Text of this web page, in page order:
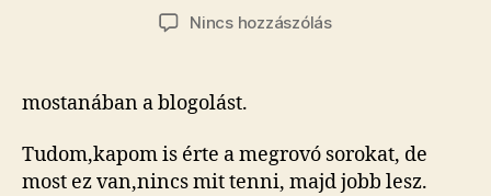
szerzője
dátuma
Nincs hozzászólása(z)
mostanában a blogolást.
Tudom,kapom is érte a megrovó sorokat, de
most ez van,nincs mit tenni, majd jobb lesz.